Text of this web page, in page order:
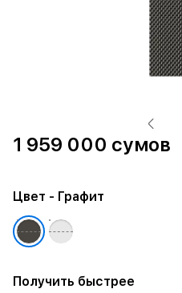
1 959 000 сумов
Цвет - Графит
Получить быстрее